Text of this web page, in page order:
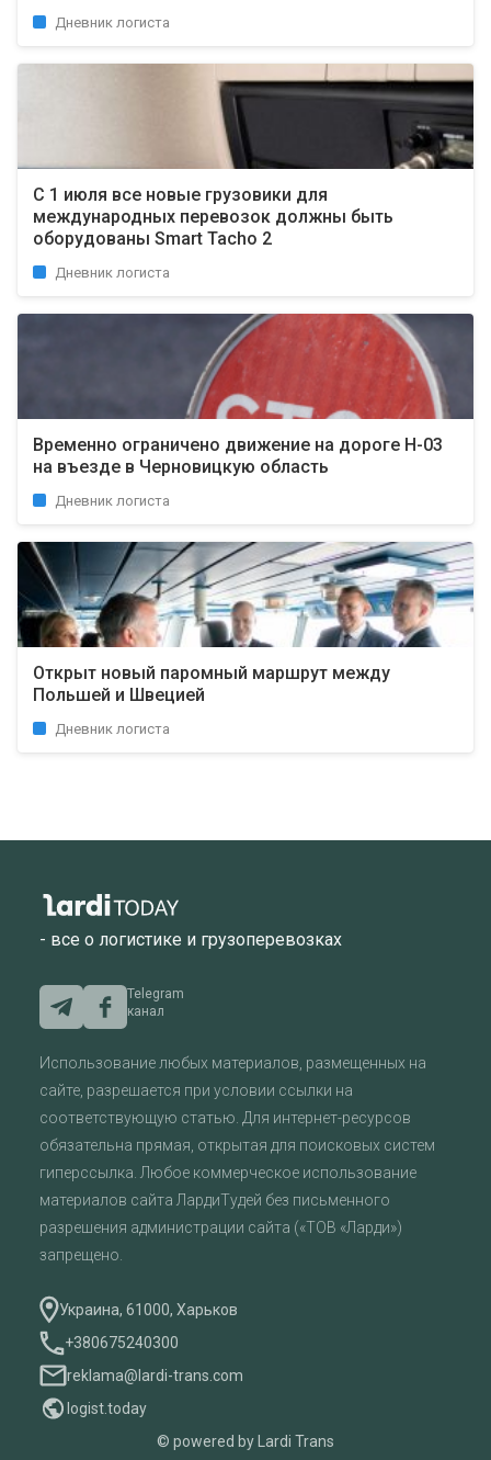
Дневник логиста
С 1 июля все новые грузовики для
международных перевозок должны быть
оборудованы Smart Tacho 2
Дневник логиста
Временно ограничено движение на дороге Н-03
на въезде в Черновицкую область
Дневник логиста
Открыт новый паромный маршрут между
Польшей и Швецией
Дневник логиста
- все о логистике и грузоперевозках
Telegram
канал
Использование любых материалов, размещенных на
сайте, разрешается при условии ссылки на
соответствующую статью. Для интернет-ресурсов
обязательна прямая, открытая для поисковых систем
гиперссылка. Любое коммерческое использование
материалов сайта ЛардиТудей без письменного
разрешения администрации сайта («ТОВ «Ларди»)
запрещено.
Украина, 61000, Харьков
+380675240300
reklama@lardi-trans.com
logist.today
© powered by Lardi Trans